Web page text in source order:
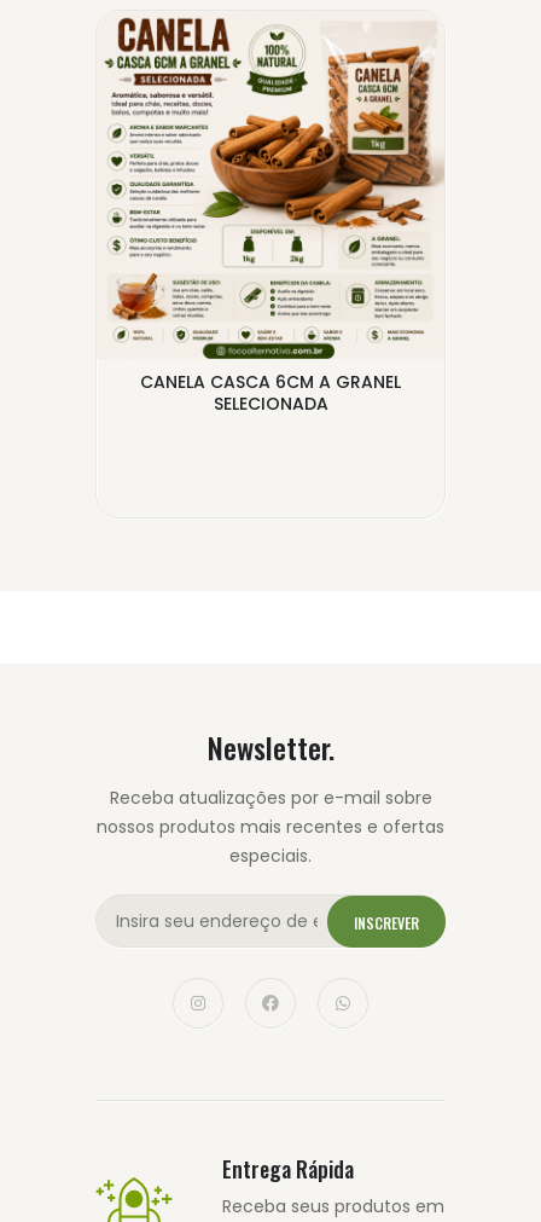
CANELA CASCA 6CM A GRANEL
SELECIONADA
Newsletter.
Receba atualizações por e-mail sobre
nossos produtos mais recentes e ofertas
especiais.
INSCREVER
Entrega Rápida
Receba seus produtos em